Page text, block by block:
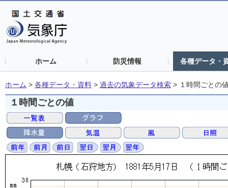
ホーム 防災情報 各種データ・
ホーム > 各種データ・資料 > 過去の気象データ検索 > １時間ごとの
１時間ごとの値